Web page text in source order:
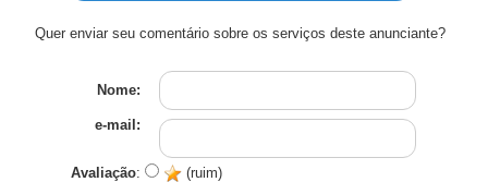
Quer enviar seu comentário sobre os serviços deste anunciante?
Nome:
e-mail:
Avaliação:
(ruim)